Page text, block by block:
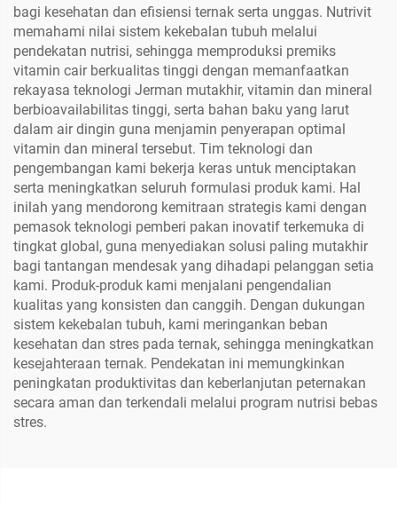
bagi kesehatan dan efisiensi ternak serta unggas. Nutrivit
memahami nilai sistem kekebalan tubuh melalui
pendekatan nutrisi, sehingga memproduksi premiks
vitamin cair berkualitas tinggi dengan memanfaatkan
rekayasa teknologi Jerman mutakhir, vitamin dan mineral
berbioavailabilitas tinggi, serta bahan baku yang larut
dalam air dingin guna menjamin penyerapan optimal
vitamin dan mineral tersebut. Tim teknologi dan
pengembangan kami bekerja keras untuk menciptakan
serta meningkatkan seluruh formulasi produk kami. Hal
inilah yang mendorong kemitraan strategis kami dengan
pemasok teknologi pemberi pakan inovatif terkemuka di
tingkat global, guna menyediakan solusi paling mutakhir
bagi tantangan mendesak yang dihadapi pelanggan setia
kami. Produk-produk kami menjalani pengendalian
kualitas yang konsisten dan canggih. Dengan dukungan
sistem kekebalan tubuh, kami meringankan beban
kesehatan dan stres pada ternak, sehingga meningkatkan
kesejahteraan ternak. Pendekatan ini memungkinkan
peningkatan produktivitas dan keberlanjutan peternakan
secara aman dan terkendali melalui program nutrisi bebas
stres.